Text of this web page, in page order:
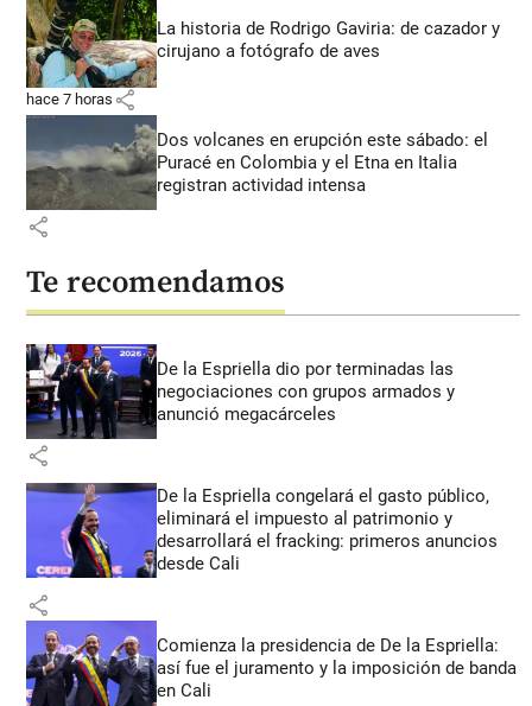
La historia de Rodrigo Gaviria: de cazador y
cirujano a fotógrafo de aves
hace 7 horas share
Dos volcanes en erupción este sábado: el
Puracé en Colombia y el Etna en Italia
registran actividad intensa
share
Te recomendamos
De la Espriella dio por terminadas las
negociaciones con grupos armados y
anunció megacárceles
share
De la Espriella congelará el gasto público,
eliminará el impuesto al patrimonio y
desarrollará el fracking: primeros anuncios
desde Cali
share
Comienza la presidencia de De la Espriella:
así fue el juramento y la imposición de banda
en Cali